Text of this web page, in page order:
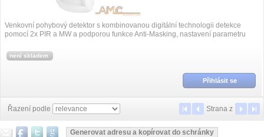
Venkovní pohybový detektor s kombinovanou digitální technologii detekce
pomocí 2x PIR a MW a podporou funkce Anti-Masking, nastavení parametru
není skladem
Přihlásit se
Řazení podle Strana z